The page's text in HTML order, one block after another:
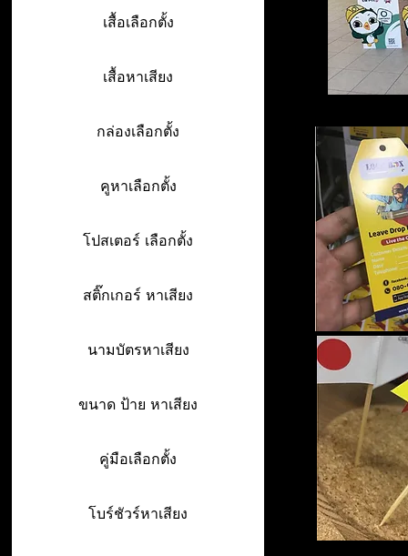
เสื้อเลือกตั้ง
เสื้อหาเสียง
กล่องเลือกตั้ง
คูหาเลือกตั้ง
โปสเตอร์ เลือกตั้ง
สติ๊กเกอร์ หาเสียง
นามบัตรหาเสียง
ขนาด ป้าย หาเสียง
คู่มือเลือกตั้ง
โบร์ชัวร์หาเสียง